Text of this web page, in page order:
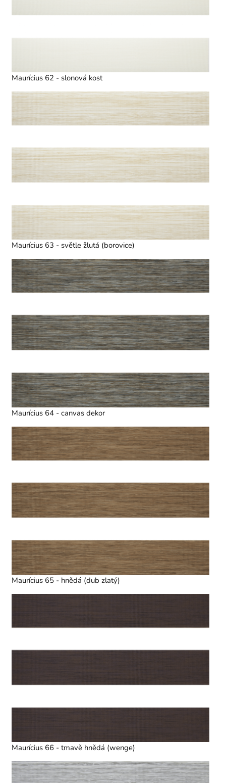
Maurícius 62 - slonová kost
Maurícius 63 - světle žlutá (borovice)
Maurícius 64 - canvas dekor
Maurícius 65 - hnědá (dub zlatý)
Maurícius 66 - tmavě hnědá (wenge)